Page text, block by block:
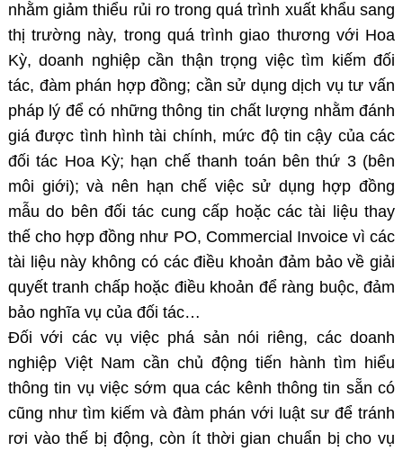
nhằm giảm thiểu rủi ro trong quá trình xuất khẩu sang
thị trường này, trong quá trình giao thương với Hoa
Kỳ, doanh nghiệp cần thận trọng việc tìm kiếm đối
tác, đàm phán hợp đồng; cần sử dụng dịch vụ tư vấn
pháp lý để có những thông tin chất lượng nhằm đánh
giá được tình hình tài chính, mức độ tin cậy của các
đối tác Hoa Kỳ; hạn chế thanh toán bên thứ 3 (bên
môi giới); và nên hạn chế việc sử dụng hợp đồng
mẫu do bên đối tác cung cấp hoặc các tài liệu thay
thế cho hợp đồng như PO, Commercial Invoice vì các
tài liệu này không có các điều khoản đảm bảo về giải
quyết tranh chấp hoặc điều khoản để ràng buộc, đảm
bảo nghĩa vụ của đối tác…
Đối với các vụ việc phá sản nói riêng, các doanh
nghiệp Việt Nam cần chủ động tiến hành tìm hiểu
thông tin vụ việc sớm qua các kênh thông tin sẵn có
cũng như tìm kiếm và đàm phán với luật sư để tránh
rơi vào thế bị động, còn ít thời gian chuẩn bị cho vụ